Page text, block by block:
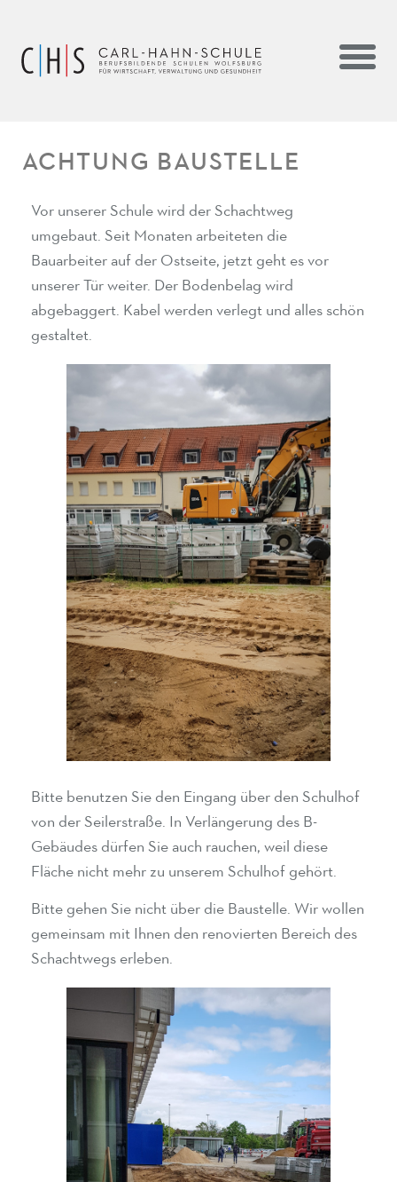
ACHTUNG BAUSTELLE
Vor unserer Schule wird der Schachtweg
umgebaut. Seit Monaten arbeiteten die
Bauarbeiter auf der Ostseite, jetzt geht es vor
unserer Tür weiter. Der Bodenbelag wird
abgebaggert. Kabel werden verlegt und alles schön
gestaltet.
Bitte benutzen Sie den Eingang über den Schulhof
von der Seilerstraße. In Verlängerung des B-
Gebäudes dürfen Sie auch rauchen, weil diese
Fläche nicht mehr zu unserem Schulhof gehört.
Bitte gehen Sie nicht über die Baustelle. Wir wollen
gemeinsam mit Ihnen den renovierten Bereich des
Schachtwegs erleben.